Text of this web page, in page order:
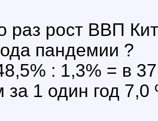
раз рост ВВП
пандемии ?
: 1,3% = в
за 1 один год